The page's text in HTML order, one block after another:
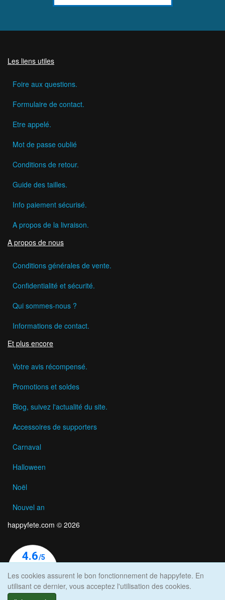
Les liens utiles
Foire aux questions.
Formulaire de contact.
Etre appelé.
Mot de passe oublié
Conditions de retour.
Guide des tailles.
Info paiement sécurisé.
A propos de la livraison.
A propos de nous
Conditions générales de vente.
Confidentialité et sécurité.
Qui sommes-nous ?
Informations de contact.
Et plus encore
Votre avis récompensé.
Promotions et soldes
Blog, suivez l'actualité du site.
Accessoires de supporters
Carnaval
Halloween
Noël
Nouvel an
happyfete.com © 2026
Les cookies assurent le bon fonctionnement de happyfete. En
utilisant ce dernier, vous acceptez l'utilisation des cookies.